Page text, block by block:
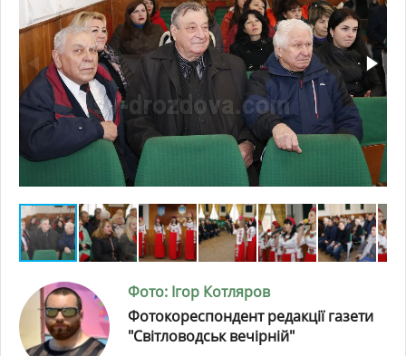
Фото: Ігор Котляров
Фотокореспондент редакції газети
"Світловодськ вечірній"